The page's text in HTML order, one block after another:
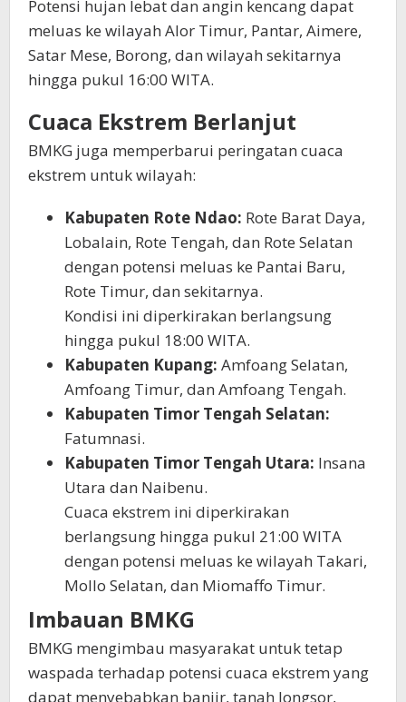
Potensi hujan lebat dan angin kencang dapat
meluas ke wilayah Alor Timur, Pantar, Aimere,
Satar Mese, Borong, dan wilayah sekitarnya
hingga pukul 16:00 WITA.
Cuaca Ekstrem Berlanjut
BMKG juga memperbarui peringatan cuaca
ekstrem untuk wilayah:
Kabupaten Rote Ndao: Rote Barat Daya,
Lobalain, Rote Tengah, dan Rote Selatan
dengan potensi meluas ke Pantai Baru,
Rote Timur, dan sekitarnya.
Kondisi ini diperkirakan berlangsung
hingga pukul 18:00 WITA.
Kabupaten Kupang: Amfoang Selatan,
Amfoang Timur, dan Amfoang Tengah.
Kabupaten Timor Tengah Selatan:
Fatumnasi.
Kabupaten Timor Tengah Utara: Insana
Utara dan Naibenu.
Cuaca ekstrem ini diperkirakan
berlangsung hingga pukul 21:00 WITA
dengan potensi meluas ke wilayah Takari,
Mollo Selatan, dan Miomaffo Timur.
Imbauan BMKG
BMKG mengimbau masyarakat untuk tetap
waspada terhadap potensi cuaca ekstrem yang
dapat menyebabkan banjir, tanah longsor,